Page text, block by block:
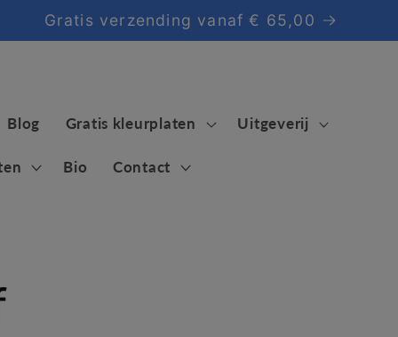
Gratis verzending vanaf € 65,00
Blog Gratis kleurplaten Uitgeverij
Bio Contact